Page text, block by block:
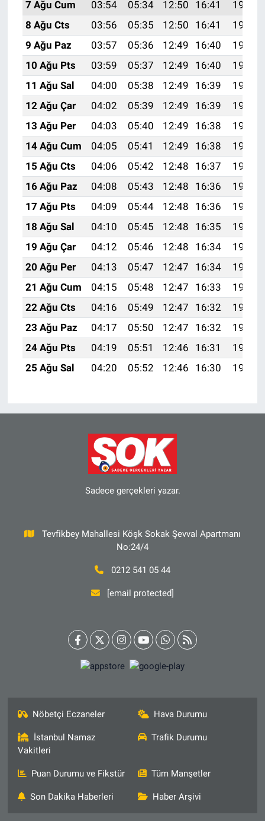
7 Ağu Cum
03:54 05:34 12:50 16:41
19:55
8 Ağu Cts
03:56 05:35 12:50 16:41
19:54
9 Ağu Paz
03:57 05:36 12:49 16:40
19:53
10 Ağu Pts
03:59 05:37 12:49 16:40
19:51
11 Ağu Sal
04:00 05:38 12:49 16:39
19:50
12 Ağu Çar
04:02 05:39 12:49 16:39
19:49
13 Ağu Per
04:03 05:40 12:49 16:38
19:47
14 Ağu Cum
04:05 05:41 12:49 16:38
19:46
15 Ağu Cts
04:06 05:42 12:48 16:37
19:45
16 Ağu Paz
04:08 05:43 12:48 16:36
19:43
17 Ağu Pts
04:09 05:44 12:48 16:36
19:42
18 Ağu Sal
04:10 05:45 12:48 16:35
19:41
19 Ağu Çar
04:12 05:46 12:48 16:34
19:39
20 Ağu Per
04:13 05:47 12:47 16:34
19:38
21 Ağu Cum
04:15 05:48 12:47 16:33
19:36
22 Ağu Cts
04:16 05:49 12:47 16:32
19:35
23 Ağu Paz
04:17 05:50 12:47 16:32
19:33
24 Ağu Pts
04:19 05:51 12:46 16:31
19:32
25 Ağu Sal
04:20 05:52 12:46 16:30 19:30
Sadece gerçekleri yazar.
Tevfikbey Mahallesi Köşk Sokak Şevval Apartmanı
No:24/4
0212 541 05 44
[email protected]
Nöbetçi Eczaneler Hava Durumu
İstanbul Namaz
Vakitleri
Trafik Durumu
Puan Durumu ve Fikstür Tüm Manşetler
Son Dakika Haberleri Haber Arşivi